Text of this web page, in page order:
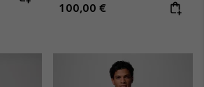
Regular price:
100,00 €